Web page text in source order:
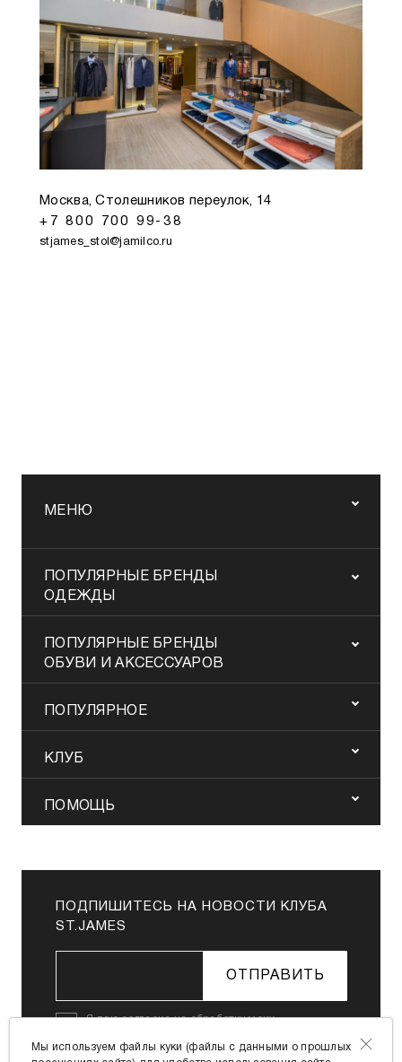
Москва, Столешников переулок, 14
+7 800 700 99-38
stjames_stol@jamilco.ru
МЕНЮ
ПОПУЛЯРНЫЕ БРЕНДЫ
ОДЕЖДЫ
ПОПУЛЯРНЫЕ БРЕНДЫ
ОБУВИ И АКСЕССУАРОВ
ПОПУЛЯРНОЕ
КЛУБ
ПОМОЩЬ
ПОДПИШИТЕСЬ НА НОВОСТИ КЛУБА
ST.JAMES
ОТПРАВИТЬ
Я даюсогласие на обработку моих
Политикой в отношении обработки
Мы используем файлы куки (файлы с данными о прошлых